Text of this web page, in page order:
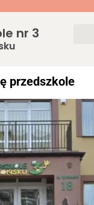
nr 3
przedszkole